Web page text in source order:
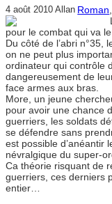
4 août 2010 Allan Roman
pour le combat qui va
Du côté de l’abri n°35,
on ne peut plus
ordinateur qui contrôle
dangereusement de
face armes aux bras.
More, un jeune
pour avoir une chance
guerriers, les soldats
se défendre sans
est possible d’anéantir
névralgique du super-
Ca théorie risquant de
guerriers, ces derniers
entier…